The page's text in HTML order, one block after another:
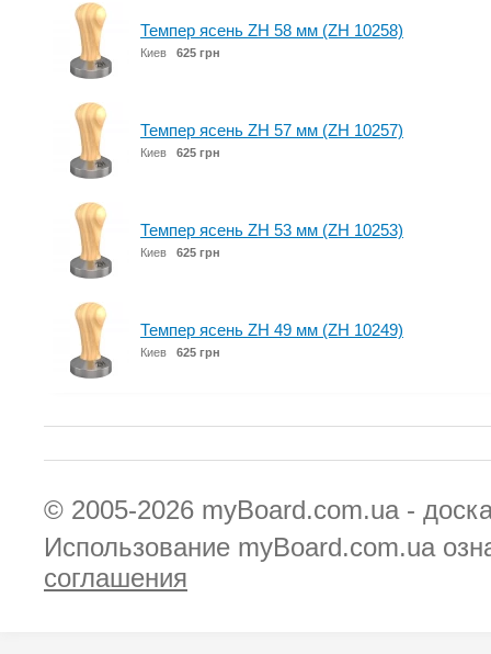
Темпер ясень ZH 58 мм (ZH 10258)
Киев 625 грн
Темпер ясень ZH 57 мм (ZH 10257)
Киев 625 грн
Темпер ясень ZH 53 мм (ZH 10253)
Киев 625 грн
Темпер ясень ZH 49 мм (ZH 10249)
Киев 625 грн
© 2005-2026 myBoard.com.ua -
Использование myBoard.com.ua
соглашения